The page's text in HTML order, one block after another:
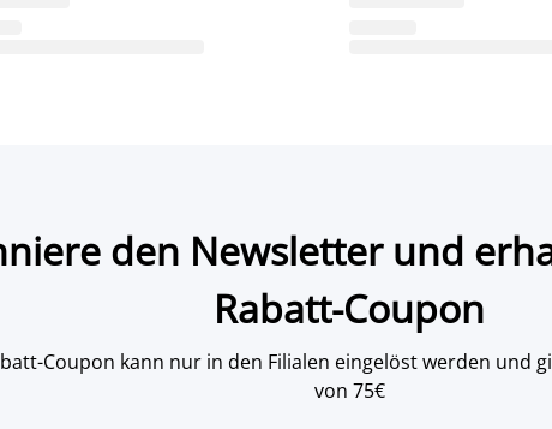
den Newsletter und
Rabatt-Coupon
Coupon kann nur in den Filialen eingelöst werden und
von 75€